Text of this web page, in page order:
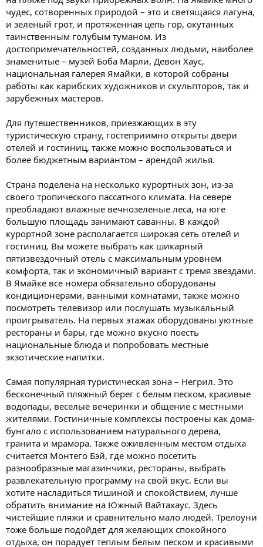
чудес, сотворенных природой – это и светящаяся лагуна,
и зеленый грот, и протяженная цепь гор, окутанных
таинственным голубым туманом. Из
достопримечательностей, созданных людьми, наиболее
знаменитые – музей Боба Марли, Девон Хаус,
национальная галерея Ямайки, в которой собраны
работы как карибских художников и скульпторов, так и
зарубежных мастеров.
Для путешественников, приезжающих в эту
туристическую страну, гостеприимно открыты двери
отелей и гостиниц, также можно воспользоваться и
более бюджетным вариантом – арендой жилья.
Страна поделена на несколько курортных зон, из-за
своего тропического пассатного климата. На севере
преобладают влажные вечнозеленые леса, на юге
большую площадь занимают саванны. В каждой
курортной зоне располагается широкая сеть отелей и
гостиниц. Вы можете выбрать как шикарный
пятизвездочный отель с максимальным уровнем
комфорта, так и экономичный вариант с тремя звездами.
В Ямайке все номера обязательно оборудованы
кондиционерами, ванными комнатами, также можно
посмотреть телевизор или послушать музыкальный
проигрыватель. На первых этажах оборудованы уютные
рестораны и бары, где можно вкусно поесть
национальные блюда и попробовать местные
экзотические напитки.
Самая популярная туристическая зона – Негрил. Это
бесконечный пляжный берег с белым песком, красивые
водопады, веселые вечеринки и общение с местными
жителями. Гостиничные комплексы построены как дома-
бунгало с использованием натурального дерева,
гранита и мрамора. Также оживленным местом отдыха
считается Монтего Бэй, где можно посетить
разнообразные магазинчики, рестораны, выбрать
развлекательную программу на свой вкус. Если вы
хотите насладиться тишиной и спокойствием, лучше
обратить внимание на Южный Вайтахаус. Здесь
чистейшие пляжи и сравнительно мало людей. Трелоуни
тоже больше подойдет для желающих спокойного
отдыха, он порадует теплым белым песком и красивыми